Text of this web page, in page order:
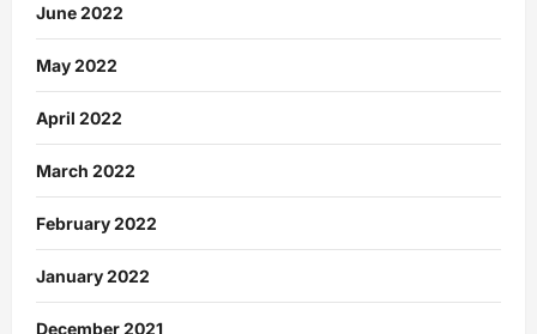
June 2022
May 2022
April 2022
March 2022
February 2022
January 2022
December 2021